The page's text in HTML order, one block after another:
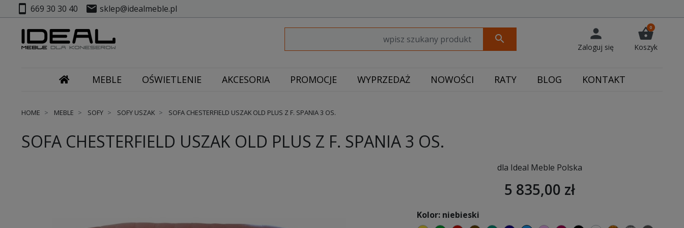
smartphone 669 30 30 40 mail sklep@idealmeble.pl
search person
Zaloguj się
shopping_basket
0
Koszyk
MEBLE OŚWIETLENIE AKCESORIA PROMOCJE WYPRZEDAŻ NOWOŚCI RATY BLOG KONTAKT
HOME MEBLE SOFY SOFY USZAK SOFA CHESTERFIELD USZAK OLD PLUS Z F. SPANIA 3 OS.
SOFA CHESTERFIELD USZAK OLD PLUS Z F. SPANIA 3 OS.
dla Ideal Meble Polska
5 835,00 zł
Kolor: niebieski